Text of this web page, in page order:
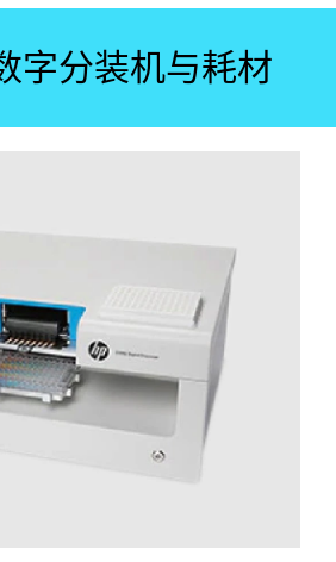
字分装机与耗材